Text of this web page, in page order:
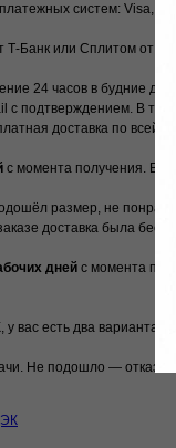
систем: Visa,
Т-Банк или Сплитом от
24 часов в будние дни
подтверждением. В
доставка по
с момента получения.
размер, не
доставка была
дней с момента
вас есть два варианта:
Не подошло —